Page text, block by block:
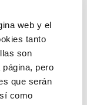
web y el
tanto
son
pero
que serán
como